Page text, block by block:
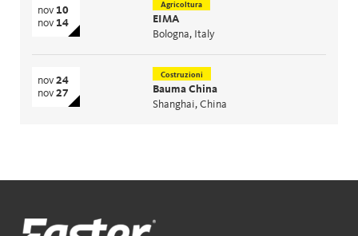
nov 10
nov 14
Agricoltura
EIMA
Bologna, Italy
nov 24
nov 27
Costruzioni
Bauma China
Shanghai, China